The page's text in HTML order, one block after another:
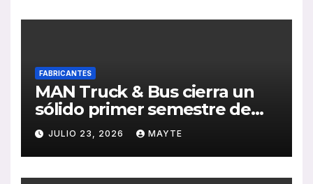
FABRICANTES
MAN Truck & Bus cierra un
sólido primer semestre de
2026 con crecimiento en
ventas, pedidos y
rentabilidad
JULIO 23, 2026 MAYTE